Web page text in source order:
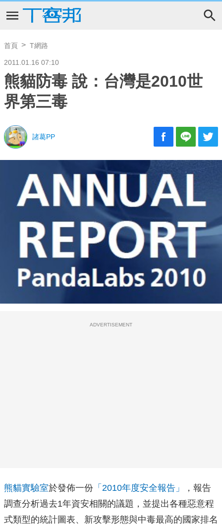
首頁 T網路
2011.01.16 07:10
熊貓防毒 說：台灣是2010世
界第三毒
諸葛PP
ADVERTISEMENT
熊貓實驗室於發佈一份 「2010年度安全報告」
，報告
調查分析過去1年資安相關的議題，並提出各種惡意程
式類型的統計圖表、新攻擊形態與中毒最高的國家排名